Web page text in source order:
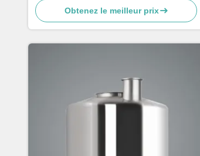
Obtenez le meilleur prix